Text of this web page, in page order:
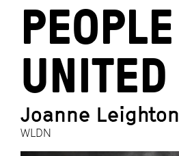
PEOPLE
UNITED
Joanne Leighton
WLDN